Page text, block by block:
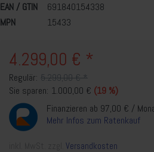
EAN / GTIN
691840154338
MPN
15433
4.299,00 € *
Regulär: 5.299,00 € *
Sie sparen: 1.000,00 € (19 %)
Finanzieren ab 97,00 € /
Mehr Infos zum Ratenkauf
Versandkosten